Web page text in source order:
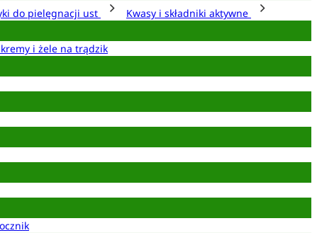
do pielęgnacji ust
Kwasy i składniki aktywne
i żele na trądzik